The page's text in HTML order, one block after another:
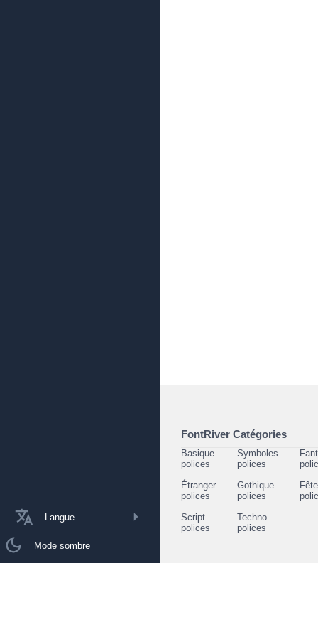
Langue
Mode sombre
FontRiver Catégories
Basique
polices
Symboles
polices
Étranger
polices
Gothique
polices
Script
polices
Techno
polices